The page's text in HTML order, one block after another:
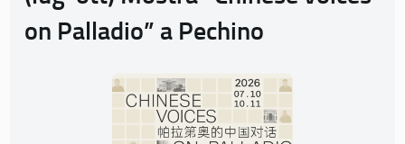
on Palladio” a Pechino